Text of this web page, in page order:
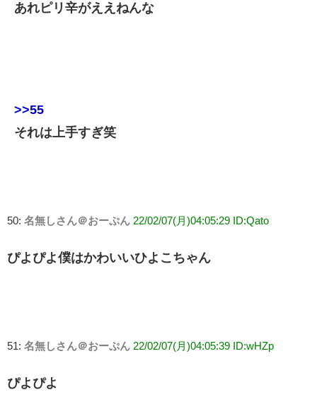
あれピリ辛がええねんな
>>55
それは上手すぎ笑
50: 名無しさん＠おーぷん 22/02/07(月)04:05:29 ID:Qato
ぴよぴよ僕はかわいいひよこちゃん
51: 名無しさん＠おーぷん 22/02/07(月)04:05:39 ID:wHZp
ぴよぴよ